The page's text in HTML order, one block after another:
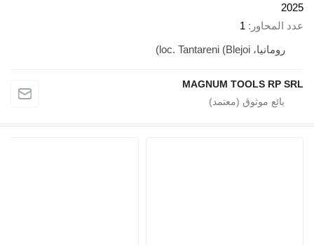
2025
عدد المحاور
1
رومانيا، loc. Tantareni (Blejoi)
MAGNUM TOOLS RP SRL